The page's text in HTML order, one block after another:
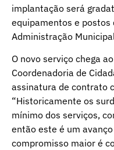
implantação será
equipamentos e
Administração
O novo serviço chega
Coordenadoria de
assinatura de contrato
“Historicamente os
mínimo dos serviços,
então este é um
compromisso maior é